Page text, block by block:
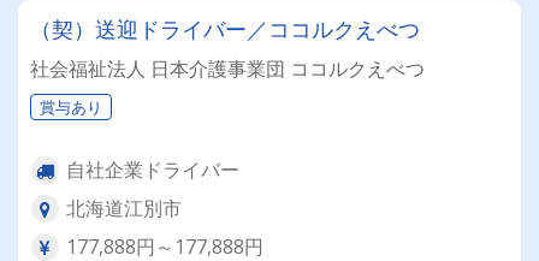
（契）送迎ドライバー／ココルクえべつ
社会福祉法人 日本介護事業団 ココルクえべつ
賞与あり
自社企業ドライバー
北海道江別市
177,888円～177,888円